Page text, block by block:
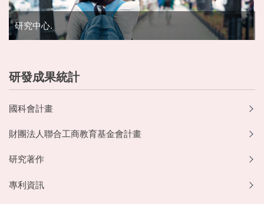
研究中心.
研發成果統計
國科會計畫
財團法人聯合工商教育基金會計畫
研究著作
專利資訊